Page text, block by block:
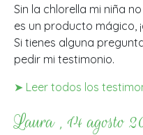
Sin la chlorella mi niña
es un producto mágico,
Si tienes alguna
pedir mi testimonio.
➤ Leer todos los
Laura , 14 agosto